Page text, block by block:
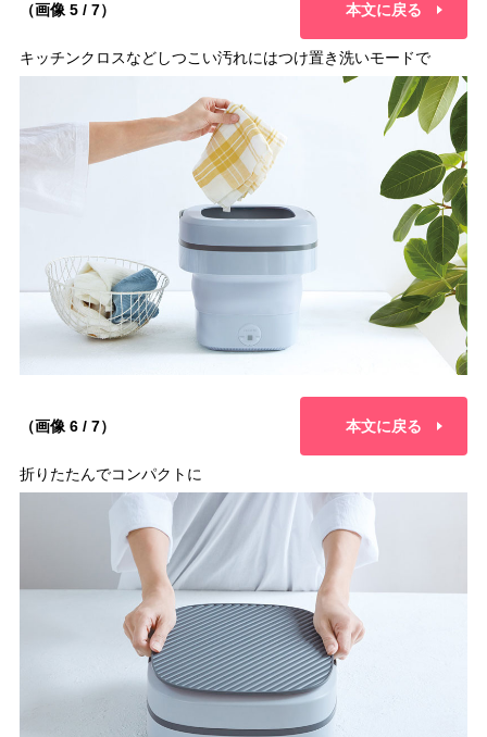
（画像 5 / 7） 本文に戻る
キッチンクロスなどしつこい汚れにはつけ置き洗いモードで
（画像 6 / 7） 本文に戻る
折りたたんでコンパクトに